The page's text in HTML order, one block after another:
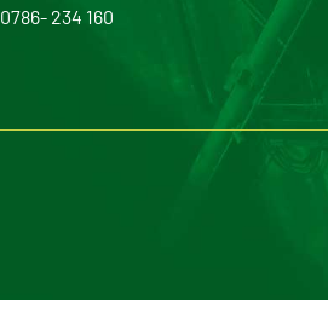
0786- 234 160